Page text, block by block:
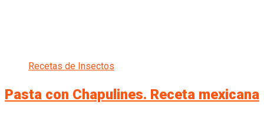
Recetas de Insectos
Pasta con Chapulines. Receta mexicana